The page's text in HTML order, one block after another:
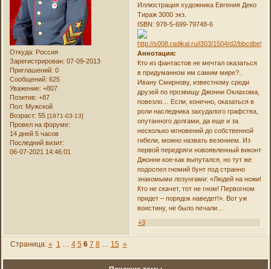
Откуда: Россия
Зарегистрирован: 07-09-2013
Приглашений: 0
Сообщений: 625
Уважение: +807
Позитив: +87
Пол: Мужской
Возраст: 55[1971-03-13]
Провел на форуме:
14 дней 5 часов
Последний визит:
06-07-2021 14:46:01
Иллюстрация художника Евгения Деко
Тираж 3000 экз.
ISBN: 978-5-699-79748-6
Аннотация:
Кто из фантастов не мечтал оказаться
в придуманном им самим мире?..
Ивану Смирнову, известному среди
друзей по прозвищу Джонни Оклахома,
повезло… Если, конечно, оказаться в
роли наследника захудалого графства,
опутанного долгами, да еще и за
несколько мгновений до собственной
гибели, можно назвать везением. Из
первой передряги новоявленный виконт
Джонни кое-как выпутался, но тут же
подоспел гномий бунт под странно
знакомыми лозунгами: «Людей на ножи!
Кто не скачет, тот не гном! Первогном
придет – порядок наведет!». Вот уж
воистину, не было печали…
+3
Страница: « 1 … 4 5 6 7 8 … 15 »